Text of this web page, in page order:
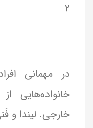
۲
در مهمانی
خانواده‌هایی
خارجی. لیندا و